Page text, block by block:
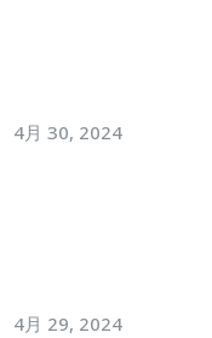
4月 30, 2024
4月 29, 2024